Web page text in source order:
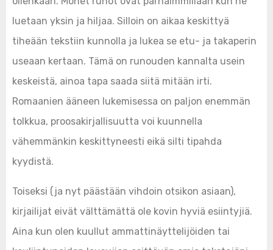
luetaan yksin ja hiljaa. Silloin on aikaa keskittyä
tiheään tekstiin kunnolla ja lukea se etu- ja takaperin
useaan kertaan. Tämä on runouden kannalta usein
keskeistä, ainoa tapa saada siitä mitään irti.
Romaanien ääneen lukemisessa on paljon enemmän
tolkkua, proosakirjallisuutta voi kuunnella
vähemmänkin keskittyneesti eikä silti tipahda
kyydistä.
Toiseksi (ja nyt päästään vihdoin otsikon asiaan),
kirjailijat eivät välttämättä ole kovin hyviä esiintyjiä.
Aina kun olen kuullut ammattinäyttelijöiden tai